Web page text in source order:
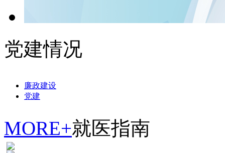
党建情况
廉政建设
党建
MORE+就医指南